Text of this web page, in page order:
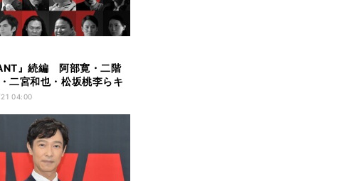
』続編 阿部寛・二階
二宮和也・松坂桃李らキ
人発表
04:00